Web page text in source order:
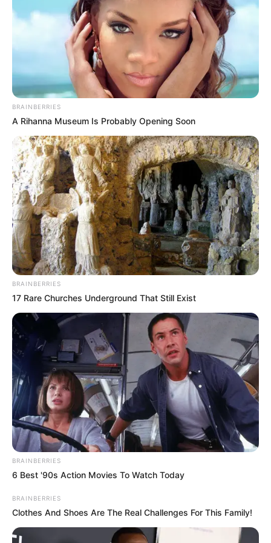
este link
¿Quieres mantenerte informado?
Agrégate a nuestro Grupo de Noticias
haciendo clic aquí
COMPARTIR
ALERTA BOGOTÁ EN GOOGLE NEWS
TEMAS RELACIONADOS
CAMBIO CLIMÁTICO
VIVIENDAS AFECTADAS
IBAGUÉ
MANTÉNGASE EN ALERTA
Tenemos todas las noticias que le
interesan. Para estar bien informado, por
favor, active las notificaciones de Alerta.
ACTIVAR AHORA
TEMAS DESTACADOS
SARAMPIÓN AVENIDA AMBALÁ
ELECCIONES PRESIDENCIALES
FENÓMENO DEL NIÑO
IBAL
BRAINBERRIES
A Rihanna Museum Is Probably Opening Soon
BRAINBERRIES
17 Rare Churches Underground That Still Exist
BRAINBERRIES
6 Best '90s Action Movies To Watch Today
BRAINBERRIES
Clothes And Shoes Are The Real Challenges For This Family!